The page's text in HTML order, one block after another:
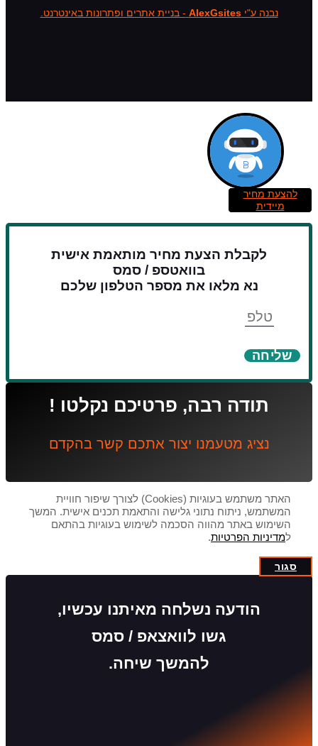
נבנה ע"יAlexGsites - בניית אתרים ופתרונות באינטרנט.
להצעת מחיר
מיידית
לקבלת הצעת מחיר מותאמת אישית
בוואטספ / סמס
נא מלאו את מספר הטלפון שלכם
שליחה
תודה רבה, פרטיכם נקלטו !
נציג מטעמנו יצור אתכם קשר בהקדם
האתר משתמש בעוגיות (Cookies) לצורך שיפור חוויית
המשתמש, ניתוח נתוני גלישה והתאמת תכנים אישית. המשך
השימוש באתר מהווה הסכמה לשימוש בעוגיות בהתאם
למדיניות הפרטיות.
סגור
הודעה נשלחה מאיתנו עכשיו,
גשו לוואצאפ / סמס
להמשך שיחה.